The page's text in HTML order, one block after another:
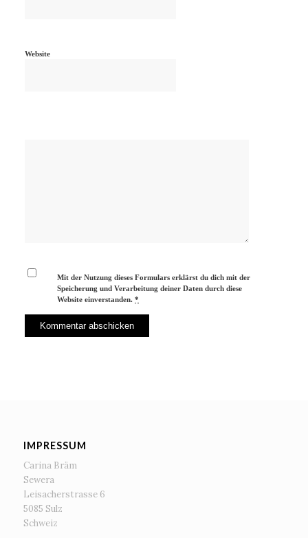
Website
Mit der Nutzung dieses Formulars erklärst du dich mit der
Speicherung und Verarbeitung deiner Daten durch diese
Website einverstanden.*
IMPRESSUM
Carina Bräm
Sewera
Leisacherstrasse 6
5085 Sulz
Schweiz